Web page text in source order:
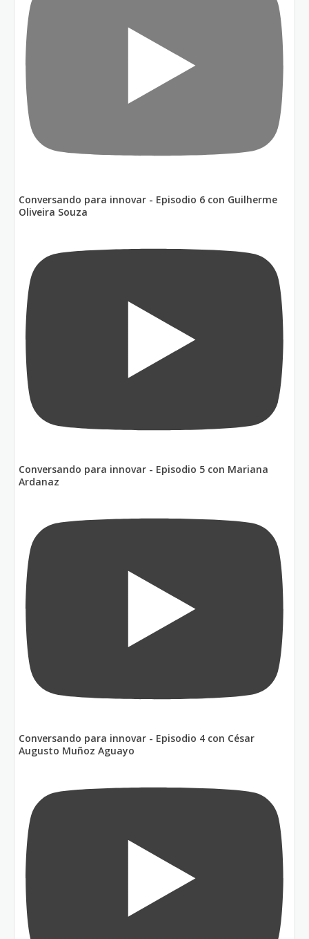
Conversando para innovar - Episodio 6 con Guilherme
Oliveira Souza
Conversando para innovar - Episodio 5 con Mariana
Ardanaz
Conversando para innovar - Episodio 4 con César
Augusto Muñoz Aguayo